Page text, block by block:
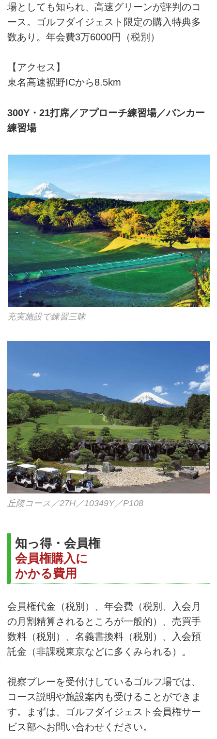
場としても知られ、高速グリーンが評判のコ
ース。ゴルフダイジェスト限定の購入特典多
数あり。年会費3万6000円（税別）
【アクセス】
東名高速裾野ICから8.5km
300Y・21打席／アプローチ練習場／バンカー
練習場
充実施設で練習三昧
丘陵コース／27H／10349Y／P108
知っ得・会員権
会員権購入に
かかる費用
会員権代金（税別）、年会費（税別、入会月
の月割精算されるところが一般的）、売買手
数料（税別）、名義書換料（税別）、入会預
託金（非課税東京などに多くみられる）。
視察プレーを受付けしているゴルフ場では、
コース説明や施設案内も受けることができま
す。まずは、ゴルフダイジェスト会員権サー
ビス部へお問い合わせください。